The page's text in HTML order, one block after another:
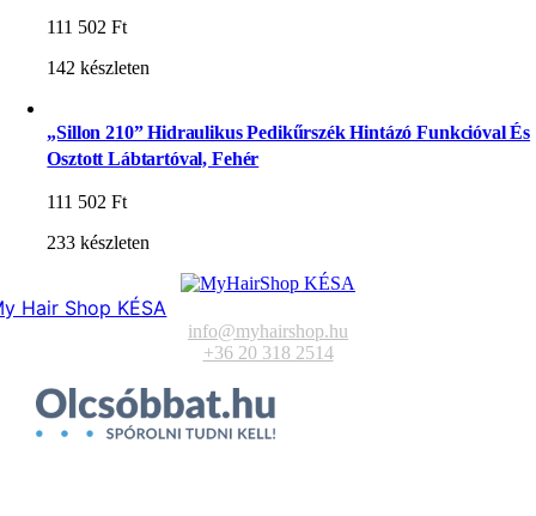
111 502Ft
142 készleten
„Sillon 210” Hidraulikus Pedikűrszék Hintázó Funkcióval És
Osztott Lábtartóval, Fehér
111 502Ft
233 készleten
Hair Shop KÉSA
info@myhairshop.hu
+36 20 318 2514